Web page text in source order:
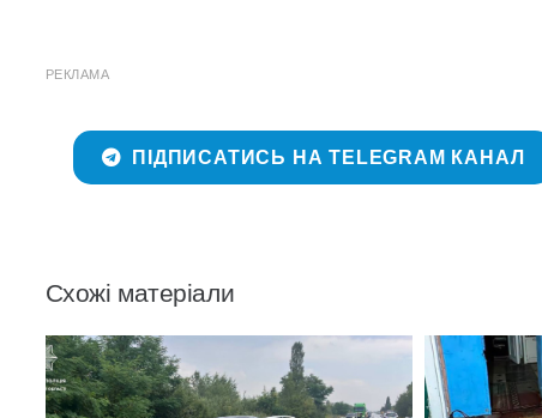
РЕКЛАМА
ПІДПИСАТИСЬ НА TELEGRAM КАНАЛ
Схожі матеріали